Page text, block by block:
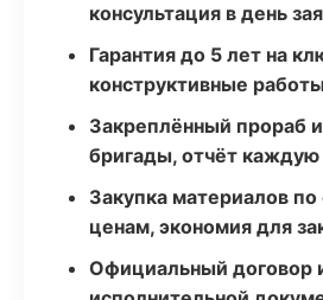
консультация в день
Гарантия до 5 лет на
конструктивные работы
Закреплённый прораб
бригады, отчёт
Закупка материалов
ценам, экономия для
Официальный договор